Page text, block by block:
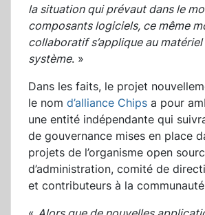
la situation qui prévaut dans le
composants logiciels, ce même
collaboratif s’applique au matériel
système. »
Dans les faits, le projet
le nom d’alliance Chips a pour
une entité indépendante qui
de gouvernance mises en place
projets de l’organisme open
d’administration, comité de
et contributeurs à la